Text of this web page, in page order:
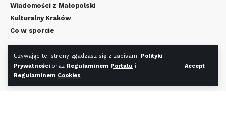
Używając tej strony zgadzasz się z zapisami Polityki
Prywatności oraz Regulaminem Portalu i
Regulaminem Cookies
Accept
Wiadomości z Małopolski
Kulturalny Kraków
Co w sporcie
Regulamin Portalu
Polityka Prywatności
Regulamin Cookies